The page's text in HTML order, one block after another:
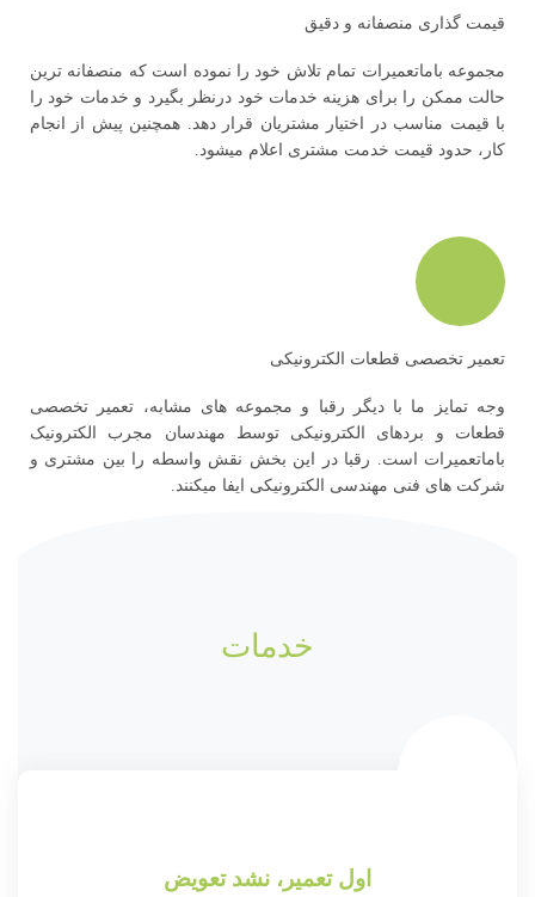
قیمت گذاری منصفانه و دقیق
مجموعه باماتعمیرات تمام تلاش خود را نموده است که منصفانه ترین
حالت ممکن را برای هزینه خدمات خود درنظر بگیرد و خدمات خود را
با قیمت مناسب در اختیار مشتریان قرار دهد. همچنین پیش از انجام
کار، حدود قیمت خدمت مشتری اعلام میشود.
تعمیر تخصصی قطعات الکترونیکی
وجه تمایز ما با دیگر رقبا و مجموعه های مشابه، تعمیر تخصصی
قطعات و بردهای الکترونیکی توسط مهندسان مجرب الکترونیک
باماتعمیرات است. رقبا در این بخش نقش واسطه را بین مشتری و
شرکت های فنی مهندسی الکترونیکی ایفا میکنند.
خدمات
اول تعمیر، نشد تعویض